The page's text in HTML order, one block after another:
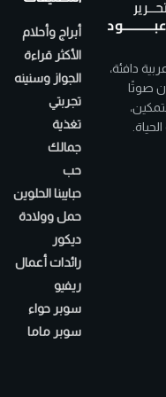
دافئة،
صوتًا
أبراج وأحلام
الأكثر قراءة
الجواز وسنينه
تجربتي
تغذية
جمالك
حب
حبايبنا الحلوين
حمل وولادة
ديكور
رائدات أعمال
ريفيو
سوبر حواء
سوبر ماما